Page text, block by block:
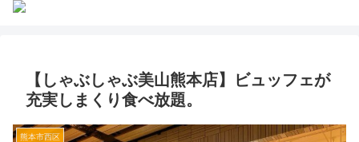
【しゃぶしゃぶ美山熊本店】ビュッフェが
充実しまくり食べ放題。
熊本市西区